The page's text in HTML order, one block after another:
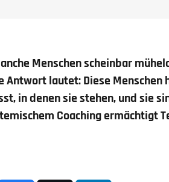
Menschen scheinbar
Antwort lautet: Diese
in denen sie stehen, und sie
Coaching ermächtigt